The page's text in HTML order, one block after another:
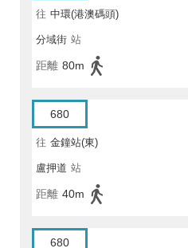
往 中環(港澳碼頭)
分域街 站
距離 80m
680
往 金鐘站(東)
盧押道 站
距離 40m
680